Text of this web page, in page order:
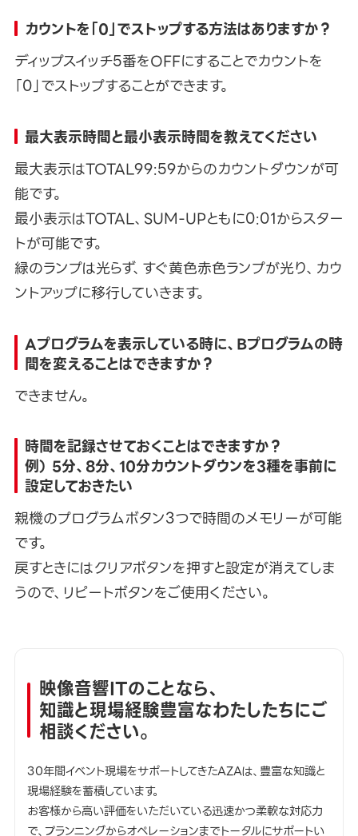
カウントを「0」でストップする方法はありますか？
ディップスイッチ5番をOFFにすることでカウントを
「0」でストップすることができます。
最大表示時間と最小表示時間を教えてください
最大表示はTOTAL99:59からのカウントダウンが可
能です。
最小表示はTOTAL、SUM-UPともに0:01からスター
トが可能です。
緑のランプは光らず、すぐ黄色赤色ランプが光り、カウ
ントアップに移行していきます。
Aプログラムを表示している時に、Bプログラムの時
間を変えることはできますか？
できません。
時間を記録させておくことはできますか？
例） 5分、8分、10分カウントダウンを3種を事前に
設定しておきたい
親機のプログラムボタン3つで時間のメモリーが可能
です。
戻すときにはクリアボタンを押すと設定が消えてしま
うので、リピートボタンをご使用ください。
映像音響ITのことなら、
知識と現場経験豊富なわたしたちにご
相談ください。
30年間イベント現場をサポートしてきたAZAは、豊富な知識と
現場経験を蓄積しています。
お客様から高い評価をいただいている迅速かつ柔軟な対応力
で、プランニングからオペレーションまでトータルにサポートい